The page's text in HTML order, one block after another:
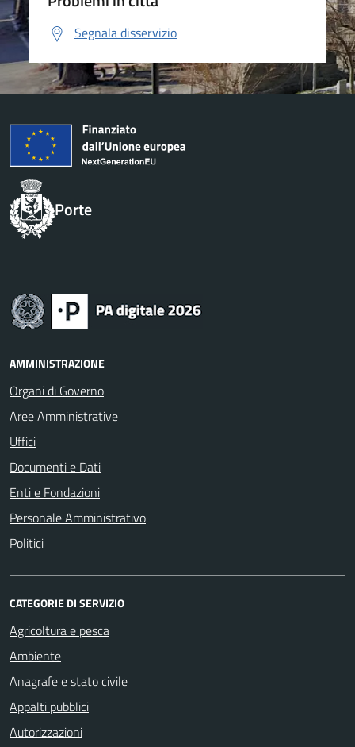
Segnala disservizio
Porte
AMMINISTRAZIONE
Organi di Governo
Aree Amministrative
Uffici
Documenti e Dati
Enti e Fondazioni
Personale Amministrativo
Politici
CATEGORIE DI SERVIZIO
Agricoltura e pesca
Ambiente
Anagrafe e stato civile
Appalti pubblici
Autorizzazioni